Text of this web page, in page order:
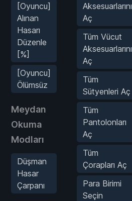
[Oyuncu]
Alınan
Hasarı
Düzenle
[%]
[Oyuncu]
Ölümsüz
Meydan
Okuma
Modları
Düşman
Hasar
Çarpanı
Aksesuarlarını
Aç
Tüm Vücut
Aksesuarlarını
Aç
Tüm
Sütyenleri Aç
Tüm
Pantolonları
Aç
Tüm
Çorapları Aç
Para Birimi
Seçin